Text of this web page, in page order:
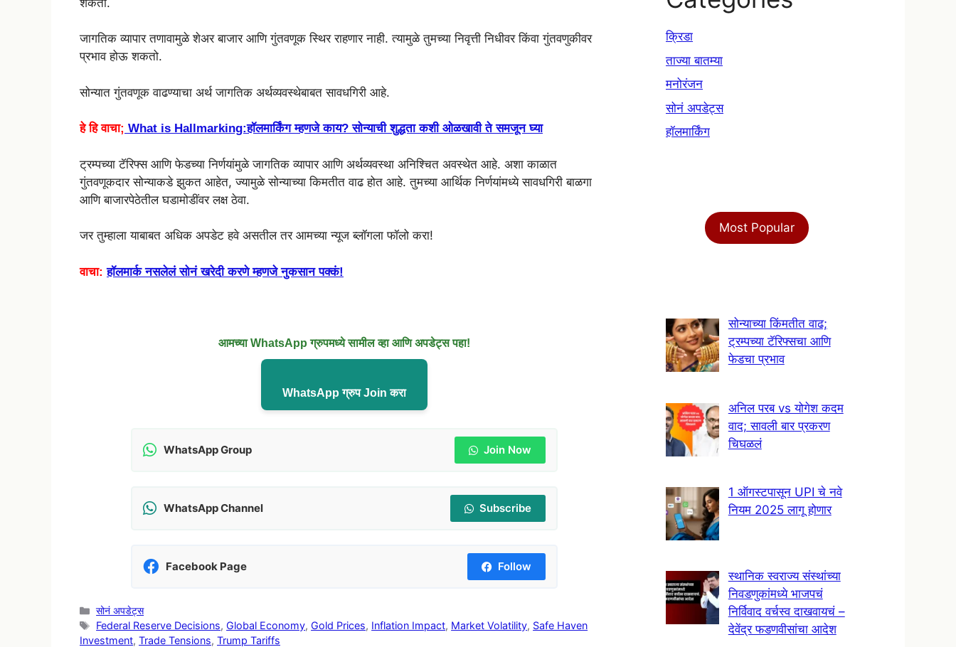
जागतिक व्यापार तणावामुळे शेअर बाजार आणि गुंतवणूक स्थिर राहणार नाही. त्यामुळे तुमच्या निवृत्ती निधीवर किंवा गुंतवणुकीवर
प्रभाव होऊ शकतो.
सोन्यात गुंतवणूक वाढण्याचा अर्थ जागतिक अर्थव्यवस्थेबाबत सावधगिरी आहे.
हे हि वाचा; What is Hallmarking:हॉलमार्किंग म्हणजे काय? सोन्याची शुद्धता कशी ओळखावी ते समजून घ्या
ट्रम्पच्या टॅरिफ्स आणि फेडच्या निर्णयांमुळे जागतिक व्यापार आणि अर्थव्यवस्था अनिश्चित अवस्थेत आहे. अशा काळात
गुंतवणूकदार सोन्याकडे झुकत आहेत, ज्यामुळे सोन्याच्या किमतीत वाढ होत आहे. तुमच्या आर्थिक निर्णयांमध्ये सावधगिरी बाळगा
आणि बाजारपेठेतील घडामोडींवर लक्ष ठेवा.
जर तुम्हाला याबाबत अधिक अपडेट हवे असतील तर आमच्या न्यूज ब्लॉगला फॉलो करा!
वाचा:हॉलमार्क नसलेलं सोनं खरेदी करणे म्हणजे नुकसान पक्कं!
आमच्या WhatsApp ग्रुपमध्ये सामील व्हा आणि अपडेट्स पहा!
WhatsApp ग्रुप Join करा
WhatsApp Group Join Now
WhatsApp Channel Subscribe
Facebook Page Follow
Categories
सोनं अपडेट्स
Tags
Federal Reserve Decisions, Global Economy, Gold Prices, Inflation Impact, Market Volatility, Safe Haven
Investment, Trade Tensions, Trump Tariffs
क्रिडा
ताज्या बातम्या
मनोरंजन
सोनं अपडेट्स
हॉलमार्किंग
Most Popular
सोन्याच्या किंमतीत वाढ;
ट्रम्पच्या टॅरिफ्सचा आणि
फेडचा प्रभाव
अनिल परब vs योगेश कदम
वाद; सावली बार प्रकरण
चिघळलं
1 ऑगस्टपासून UPI चे नवे
नियम 2025 लागू होणार
स्थानिक स्वराज्य संस्थांच्या
निवडणुकांमध्ये भाजपचं
निर्विवाद वर्चस्व दाखवायचं –
देवेंद्र फडणवीसांचा आदेश